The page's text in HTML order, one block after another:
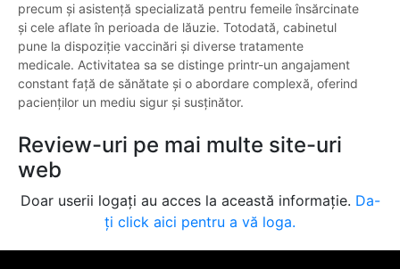
precum și asistență specializată pentru femeile însărcinate
și cele aflate în perioada de lăuzie. Totodată, cabinetul
pune la dispoziție vaccinări și diverse tratamente
medicale. Activitatea sa se distinge printr-un angajament
constant față de sănătate și o abordare complexă, oferind
pacienților un mediu sigur și susținător.
Review-uri pe mai multe site-uri
web
Doar userii logați au acces la această informație. Da-
ți click aici pentru a vă loga.